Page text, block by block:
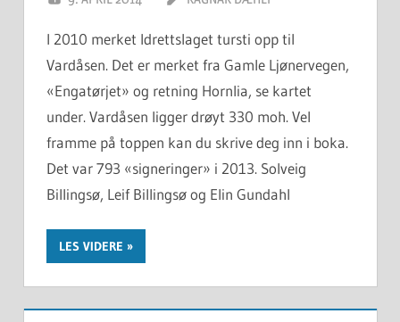
I 2010 merket Idrettslaget tursti opp til
Vardåsen. Det er merket fra Gamle Ljønervegen,
«Engatørjet» og retning Hornlia, se kartet
under. Vardåsen ligger drøyt 330 moh. Vel
framme på toppen kan du skrive deg inn i boka.
Det var 793 «signeringer» i 2013. Solveig
Billingsø, Leif Billingsø og Elin Gundahl
LES VIDERE